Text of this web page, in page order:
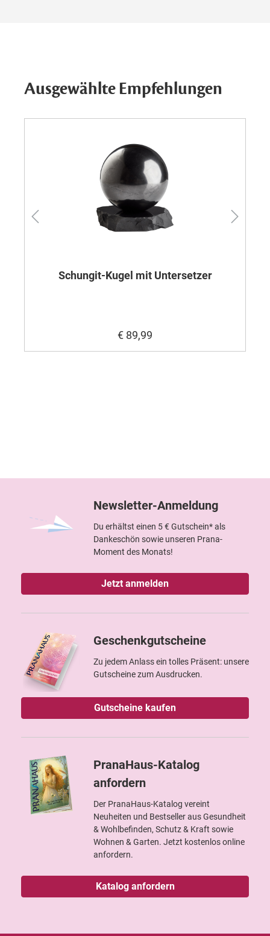
Ausgewählte Empfehlungen
Schungit-Kugel mit Untersetzer
€ 89,99
Newsletter-Anmeldung
Du erhältst einen 5 € Gutschein* als
Dankeschön sowie unseren Prana-
Moment des Monats!
Jetzt anmelden
Geschenkgutscheine
Zu jedem Anlass ein tolles Präsent: unsere
Gutscheine zum Ausdrucken.
Gutscheine kaufen
PranaHaus-Katalog
anfordern
Der PranaHaus-Katalog vereint
Neuheiten und Bestseller aus Gesundheit
& Wohlbefinden, Schutz & Kraft sowie
Wohnen & Garten. Jetzt kostenlos online
anfordern.
Katalog anfordern